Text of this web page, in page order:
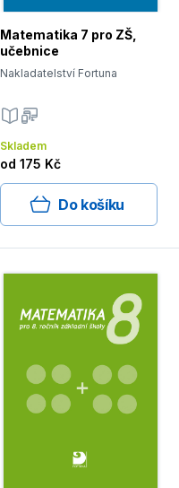
Matematika 7 pro ZŠ,
učebnice
Nakladatelství Fortuna
Skladem
od 175 Kč
Do košíku